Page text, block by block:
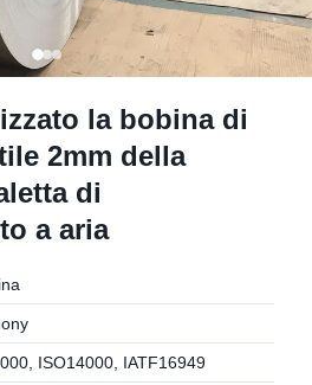
la bobina di
2mm della
di
a aria
ISO14000, IATF16949